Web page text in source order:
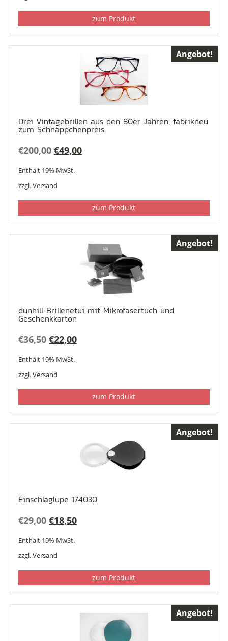
zum Produkt
Angebot!
Drei Vintagebrillen aus den 80er Jahren, fabrikneu
zum Schnäppchenpreis
€200,00 Ursprünglicher
Preis
war:
€49,00Aktueller
Enthält 19% MwSt.
zzgl.Versand
zum Produkt
Angebot!
dunhill Brillenetui mit Mikrofasertuch und
Geschenkkarton
€36,50 Ursprünglicher
Preis
war:
€22,00Aktueller
Enthält 19% MwSt.
zzgl.Versand
zum Produkt
Angebot!
Einschlaglupe 174030
€29,00 Ursprünglicher
Preis
war:
€18,50Aktueller
Enthält 19% MwSt.
zzgl.Versand
zum Produkt
Angebot!